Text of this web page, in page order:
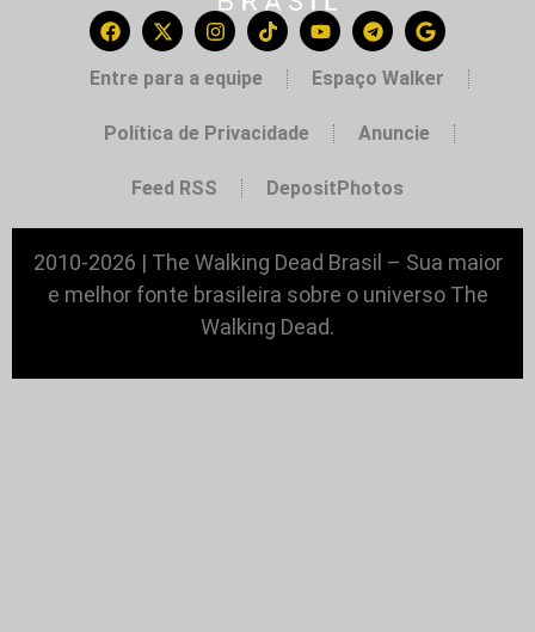
Entre para a equipe Espaço Walker
Política de Privacidade Anuncie
Feed RSS DepositPhotos
2010-2026 | The Walking Dead Brasil – Sua maior
e melhor fonte brasileira sobre o universo The
Walking Dead.